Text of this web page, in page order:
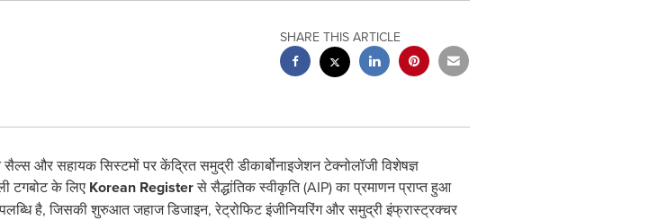
SHARE THIS ARTICLE
और सहायक सिस्टमों पर केंद्रित समुद्री डीकार्बोनाइजेशन टेक्नोलॉजी विशेषज्ञ
टगबोट के लिए Korean Registerसे सैद्धांतिक स्वीकृति (AIP) का प्रमाणन प्राप्त हुआ
है, जिसकी शुरुआत जहाज डिजाइन, रेट्रोफिट इंजीनियरिंग और समुद्री इंफ्रास्ट्रक्चर